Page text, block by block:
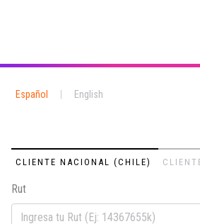
Español English
CLIENTE NACIONAL (CHILE)
Rut